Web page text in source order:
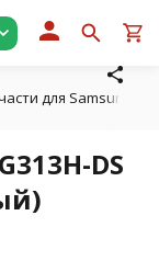
для Samsung
DS